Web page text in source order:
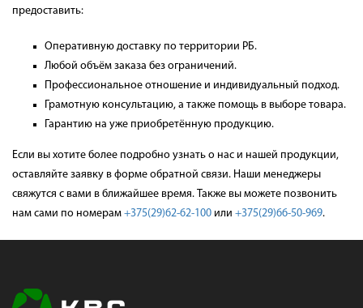
предоставить:
Оперативную доставку по территории РБ.
Любой объём заказа без ограничений.
Профессиональное отношение и индивидуальный подход.
Грамотную консультацию, а также помощь в выборе товара.
Гарантию на уже приобретённую продукцию.
Если вы хотите более подробно узнать о нас и нашей продукции,
оставляйте заявку в форме обратной связи. Наши менеджеры
свяжутся с вами в ближайшее время. Также вы можете позвонить
нам сами по номерам +375(29)62-62-100 или +375(29)66-50-969.